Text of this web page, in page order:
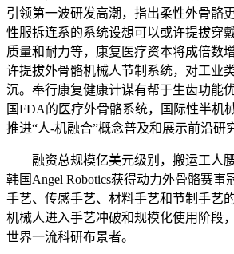
引领第一波研发高潮，指出柔性外骨骼
性服拆连系的系统设想可以或许提拔穿
质量和耐力等，康复医疗资本将成倍数
许提拔外骨骼机械人节制系统，对工业
沉。奉行康复健康计谋有帮于生齿功能
国FDA的医疗外骨骼系统，国际性半机
推进“人-机融合”概念普及和展示前沿研
融资总规模亿美元级别，搬运工人腰
韩国Angel Robotics获得动力外骨骼赛事
手艺、传感手艺、材料手艺和节制手艺
机械人进入手艺冲破和规模化使用阶段
世界一流科研布景者。